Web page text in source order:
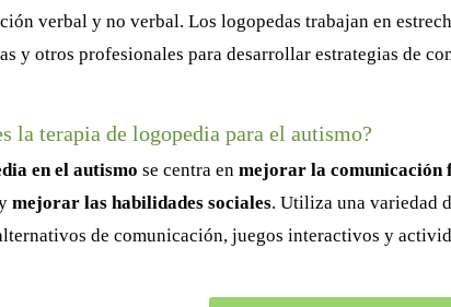
verbal y no verbal. Los logopedas trabajan en
y otros profesionales para desarrollar estrategias de
la terapia de logopedia para el autismo?
en el autismo se centra en mejorar la comunicación
mejorar las habilidades sociales. Utiliza una variedad
de comunicación, juegos interactivos y